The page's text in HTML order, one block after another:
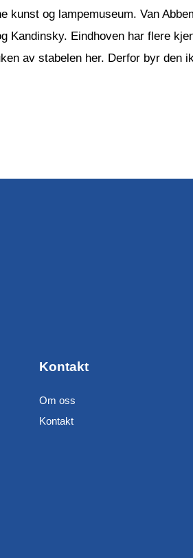
kunst og lampemuseum. Van
Kandinsky. Eindhoven har flere
av stabelen her. Derfor byr den
Kontakt
Om oss
Kontakt